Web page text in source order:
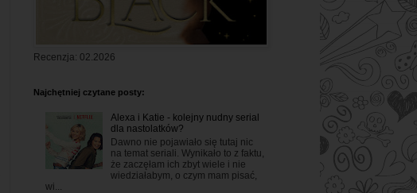
Recenzja: 02.2026
Najchętniej czytane posty:
Alexa i Katie - kolejny nudny serial
dla nastolatków?
Dawno nie pojawiało się tutaj nic
na temat seriali. Wynikało to z faktu,
że zaczęłam ich zbyt wiele i nie
wiedziałabym, o czym mam pisać,
wi...